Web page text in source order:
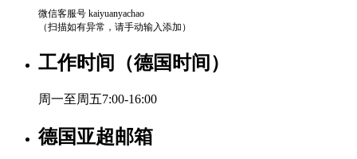
微信客服号 kaiyuanyachao
（扫描如有异常，请手动输入添加）
工作时间（德国时间）
周一至周五7:00-16:00
德国亚超邮箱